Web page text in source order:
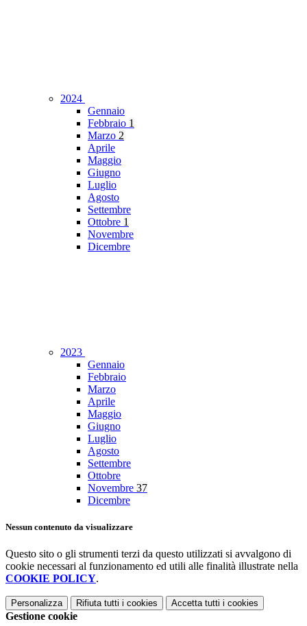
2024
Gennaio
Febbraio 1
Marzo 2
Aprile
Maggio
Giugno
Luglio
Agosto
Settembre
Ottobre 1
Novembre
Dicembre
2023
Gennaio
Febbraio
Marzo
Aprile
Maggio
Giugno
Luglio
Agosto
Settembre
Ottobre
Novembre 37
Dicembre
Nessun contenuto da visualizzare
Questo sito o gli strumenti terzi da questo utilizzati si avvalgono di
cookie necessari al funzionamento ed utili alle finalità illustrate nella
COOKIE POLICY.
Personalizza Rifiuta tutti i cookies Accetta tutti i cookies
Gestione cookie